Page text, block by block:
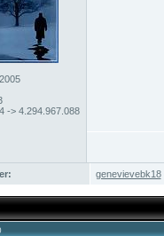
-> 4.294.967.088
genevievebk18